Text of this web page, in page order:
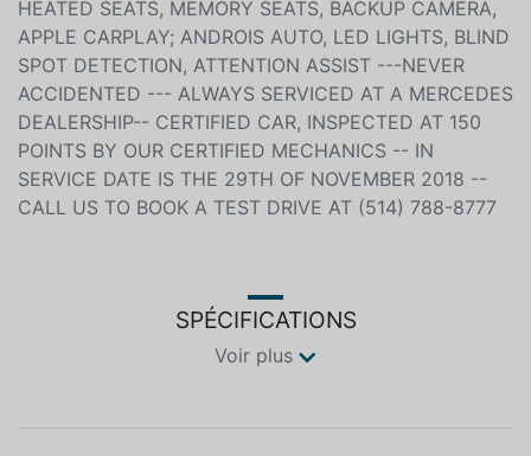
-- PREMIUM PACKAGE ; PANORAMIC SUNROOF,
HEATED SEATS, MEMORY SEATS, BACKUP CAMERA,
APPLE CARPLAY; ANDROIS AUTO, LED LIGHTS, BLIND
SPOT DETECTION, ATTENTION ASSIST ---NEVER
ACCIDENTED --- ALWAYS SERVICED AT A MERCEDES
DEALERSHIP-- CERTIFIED CAR, INSPECTED AT 150
POINTS BY OUR CERTIFIED MECHANICS -- IN
SERVICE DATE IS THE 29TH OF NOVEMBER 2018 --
SPÉCIFICATIONS